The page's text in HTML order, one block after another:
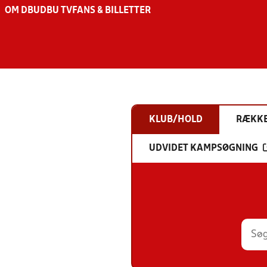
OM DBU DBU TV FANS & BILLETTER
KLUB/HOLD
UDVIDET KAMPSØGNING